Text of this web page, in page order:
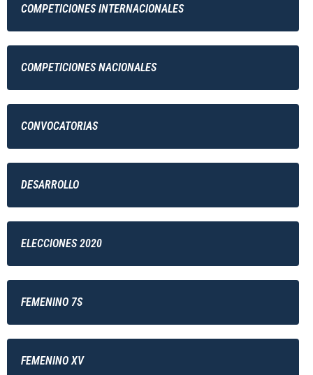
COMPETICIONES INTERNACIONALES
COMPETICIONES NACIONALES
CONVOCATORIAS
DESARROLLO
ELECCIONES 2020
FEMENINO 7S
FEMENINO XV